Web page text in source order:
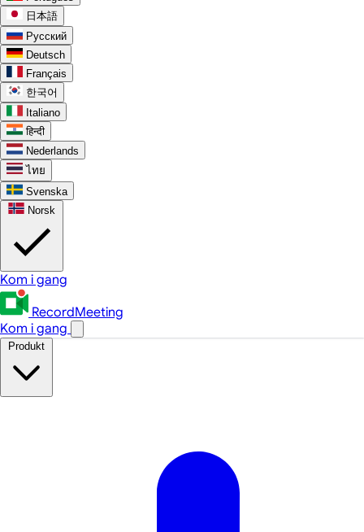
日本語
Русский
Deutsch
Français
한국어
Italiano
हिन्दी
Nederlands
ไทย
Svenska
Norsk
Kom i gang
RecordMeeting
Kom i gang